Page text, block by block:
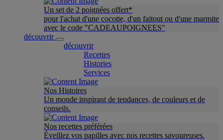
Un set de 2 poignées offert*
pour l'achat d'une cocotte, d'un faitout ou d'une marmite
avec le code "CADEAUPOIGNEES"
découvrir
découvrir
Recettes
Histories
Services
Nos Histoires
Un monde inspirant de tendances, de couleurs et de
conseils.
Nos recettes préférées
Éveillez vos papilles avec nos recettes savoureuses.